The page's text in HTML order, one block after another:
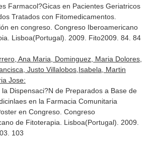
Farmacol?Gicas en Pacientes Geriatricos
Tratados con Fitomedicamentos.
en congreso. Congreso Iberoamericano
Lisboa(Portugal). 2009. Fito2009. 84. 84
Ana Maria, Dominguez, Maria Dolores,
Justo Villalobos,Isabela, Martin
Jose:
la Dispensaci?N de Preparados a Base de
en la Farmacia Comunitaria
en Congreso. Congreso
de Fitoterapia. Lisboa(Portugal). 2009.
103